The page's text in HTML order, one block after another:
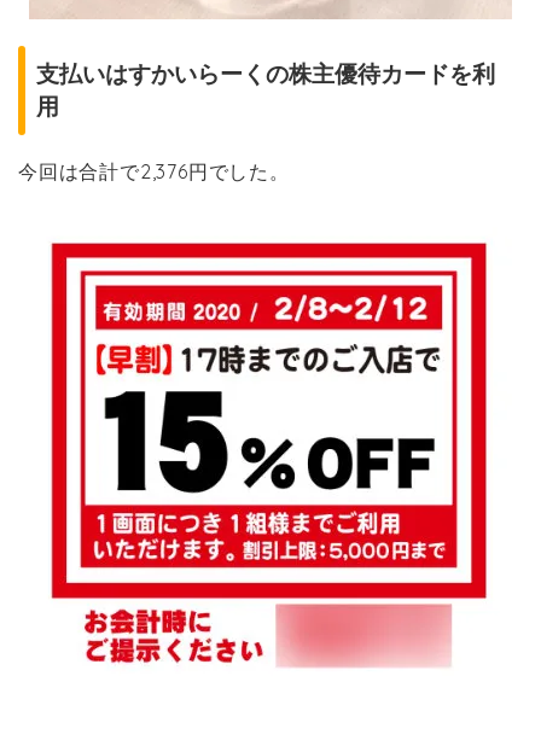
支払いはすかいらーくの株主優待カードを利
用
今回は合計で2,376円でした。